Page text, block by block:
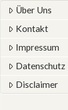
Über Uns
Kontakt
Impressum
Datenschutz
Disclaimer